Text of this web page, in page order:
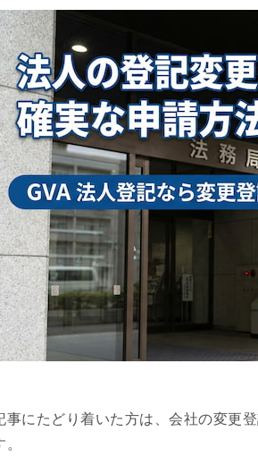
事にたどり着いた方は、会社の変更